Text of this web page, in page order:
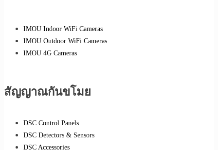
IMOU Indoor WiFi Cameras
IMOU Outdoor WiFi Cameras
IMOU 4G Cameras
สัญญาณกันขโมย
DSC Control Panels
DSC Detectors & Sensors
DSC Accessories